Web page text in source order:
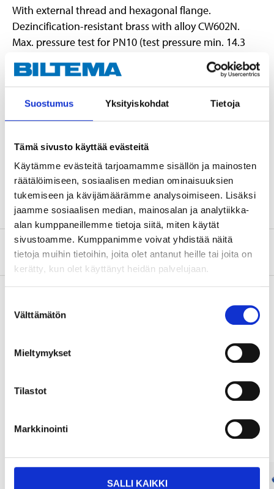
Suostumus Yksityiskohdat Tietoja
Tämä sivusto käyttää evästeitä
Käytämme evästeitä tarjoamamme sisällön ja mainosten
räätälöimiseen, sosiaalisen median ominaisuuksien
tukemiseen ja kävijämäärämme analysoimiseen. Lisäksi
jaamme sosiaalisen median, mainosalan ja analytiikka-
alan kumppaneillemme tietoja siitä, miten käytät
sivustoamme. Kumppanimme voivat yhdistää näitä
tietoja muihin tietoihin, joita olet antanut heille tai joita on
kerätty, kun olet käyttänyt heidän palvelujaan.
valinta
Välttämätön
Mieltymykset
Tilastot
Markkinointi
SALLI KAIKKI
With external thread and hexagonal flange.
Dezincification-resistant brass with alloy CW602N.
Max. pressure test for PN10 (test pressure min. 14.3
Technical specifications
Thread
Hose connector
1 "
Hose connector
25 mm
About the manufacturer